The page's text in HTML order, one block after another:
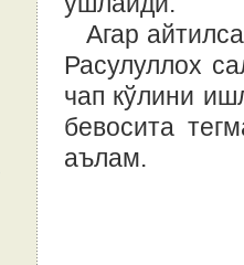
Агар
Расулуллох
чап кўлини
бевосита
аълам.